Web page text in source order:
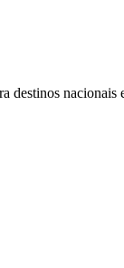
destinos